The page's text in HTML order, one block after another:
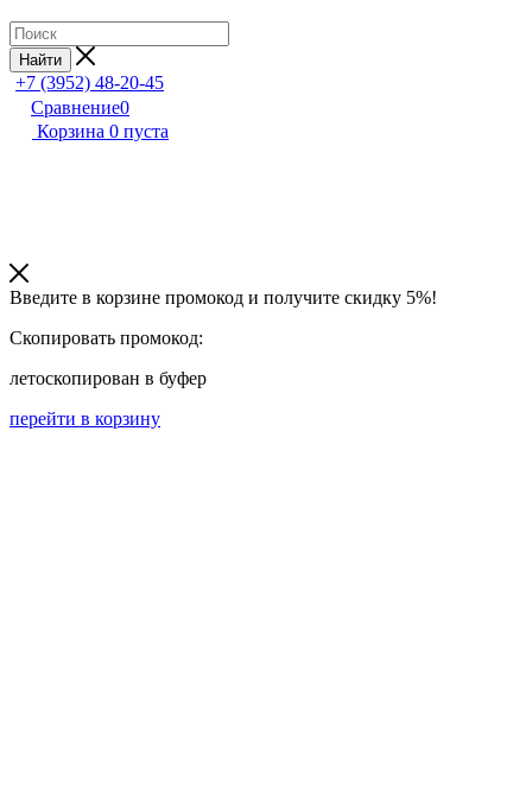
Найти
+7 (3952) 48-20-45
Сравнение0
Корзина 0 пуста
Введите в корзине промокод и получите скидку 5%!
Скопировать промокод:
летоскопирован в буфер
перейти в корзину